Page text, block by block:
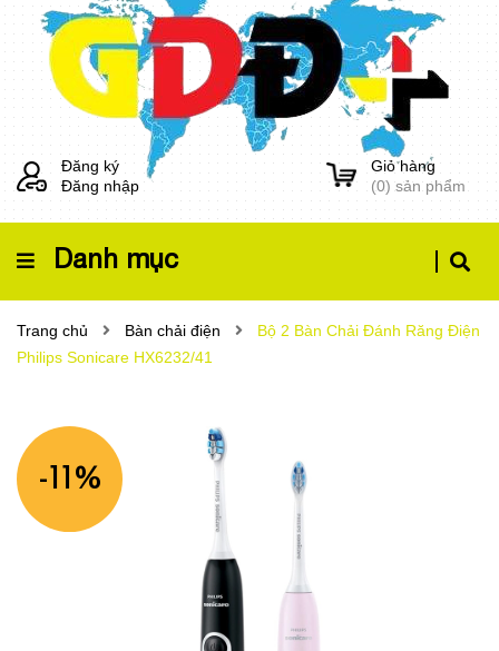
Đăng ký
Đăng nhập
Giỏ hàng
(0) sản phẩm
Danh mục
Trang chủ Bàn chải điện
Bộ 2 Bàn Chải Đánh Răng Điện
Philips Sonicare HX6232/41
-11%